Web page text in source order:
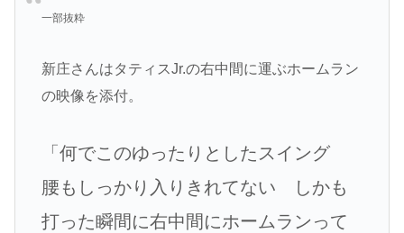
一部抜粋
新庄さんはタティスJr.の右中間に運ぶホームラン
の映像を添付。
「何でこのゆったりとしたスイング
腰もしっかり入りきれてない しかも
打った瞬間に右中間にホームランって